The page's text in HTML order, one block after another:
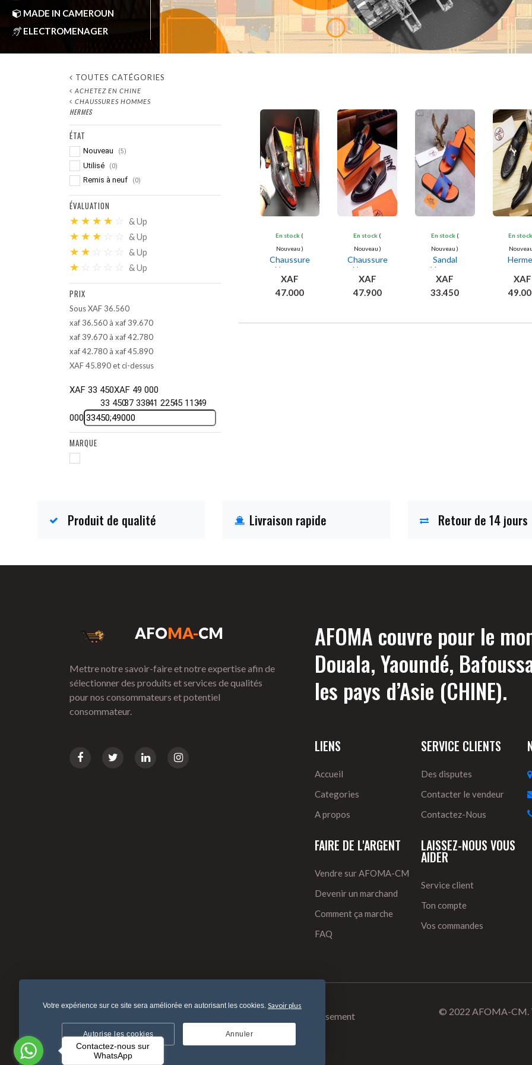
MADE IN CAMEROUN
ELECTROMENAGER
TOUTES CATÉGORIES
ACHETEZ EN CHINE
CHAUSSURES HOMMES
HERMES
ÉTAT
Nouveau (5)
Utilisé (0)
Remis à neuf (0)
ÉVALUATION
★ ★ ★ ★ ☆ & Up
★ ★ ★ ☆ ☆ & Up
★ ★ ☆ ☆ ☆ & Up
★ ☆ ☆ ☆ ☆ & Up
PRIX
Sous XAF 36.560
xaf 36.560 à xaf 39.670
xaf 39.670 à xaf 42.780
xaf 42.780 à xaf 45.890
XAF 45.890 et ci-dessus
XAF 33 450XAF 49 000
33 45037 33841 22545 11349
000
MARQUE
En stock (
Nouveau )
Chaussure
Hermes
XAF
47.000
En stock (
Nouveau )
Chaussure
Hermes
XAF
47.900
En stock (
Nouveau )
Sandal
Hermes
XAF
33.450
En stock
XAF
Produit de qualité Livraison rapide Retour de 14 jours
AFOMA-CM
Mettre notre savoir-faire et notre expertise afin de
sélectionner des produits et services de qualités
pour nos consommateurs et potentiel
consommateur.
AFOMA couvre pour le
Douala, Yaoundé,
les pays d’Asie (CHINE).
LIENS
Accueil
Categories
A propos
SERVICE CLIENTS
Des disputes
Contacter le vendeur
Contactez-Nous
FAIRE DE L'ARGENT
Vendre sur AFOMA-CM
Devenir un marchand
Comment ça marche
FAQ
LAISSEZ-NOUS VOUS
AIDER
Service client
Ton compte
Vos commandes
Politique de retour et de remboursement © 2022 AFOMA-CM.
Votre expérience sur ce site sera améliorée en autorisant les cookies. Savoir plus
Autorise les cookies Annuler
Contactez-nous sur
WhatsApp